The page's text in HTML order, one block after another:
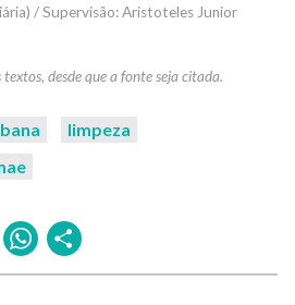
/ Supervisão: Aristoteles Junior
limpeza
TwitterWhatsApp